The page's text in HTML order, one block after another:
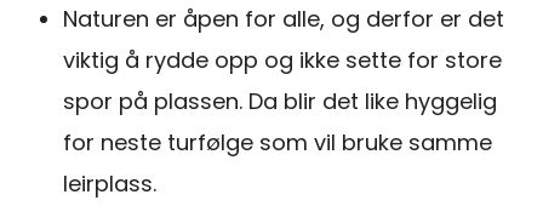
Naturen er åpen for alle, og derfor er det
viktig å rydde opp og ikke sette for store
spor på plassen. Da blir det like hyggelig
for neste turfølge som vil bruke samme
leirplass.